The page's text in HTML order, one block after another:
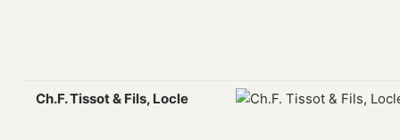
Ch.F. Tissot & Fils, Locle